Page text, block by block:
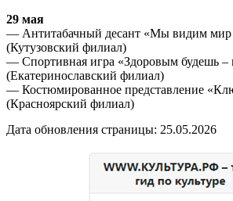
29 мая
— Антитабачный десант «Мы видим мир
(Кутузовский филиал)
— Спортивная игра «Здоровым будешь –
(Екатеринославский филиал)
— Костюмированное представление
(Красноярский филиал)
Дата обновления страницы: 25.05.2026